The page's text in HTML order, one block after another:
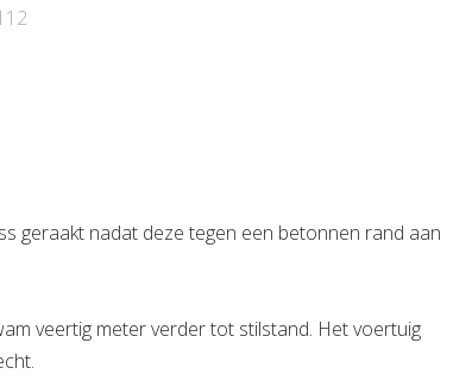
geraakt nadat deze tegen een betonnen rand aan
veertig meter verder tot stilstand. Het voertuig